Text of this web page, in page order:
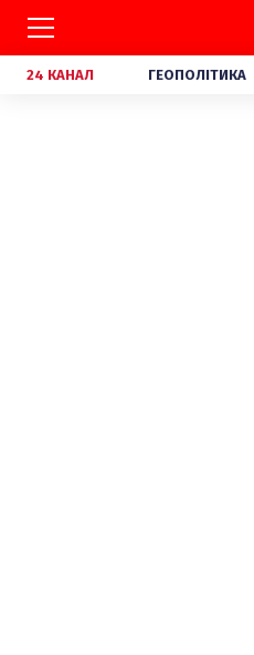
24 КАНАЛ ГЕОПОЛІТИКА